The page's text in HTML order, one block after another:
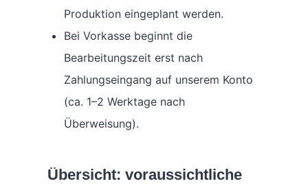
Produktion eingeplant werden.
Bei Vorkasse beginnt die
Bearbeitungszeit erst nach
Zahlungseingang auf unserem Konto
(ca. 1–2 Werktage nach
Überweisung).
Übersicht: voraussichtliche